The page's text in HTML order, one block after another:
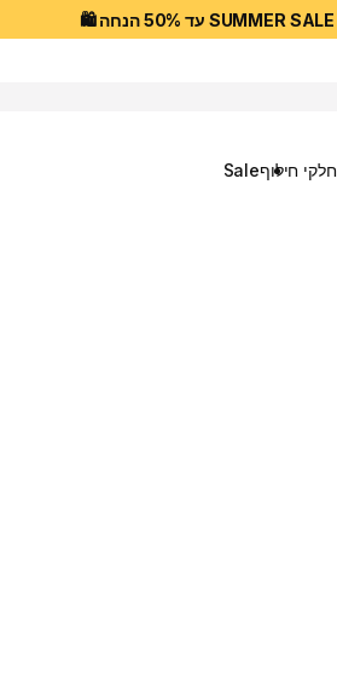
SUMMER SALE עד 50% הנחה 🛍️
חלקי חילוףSale